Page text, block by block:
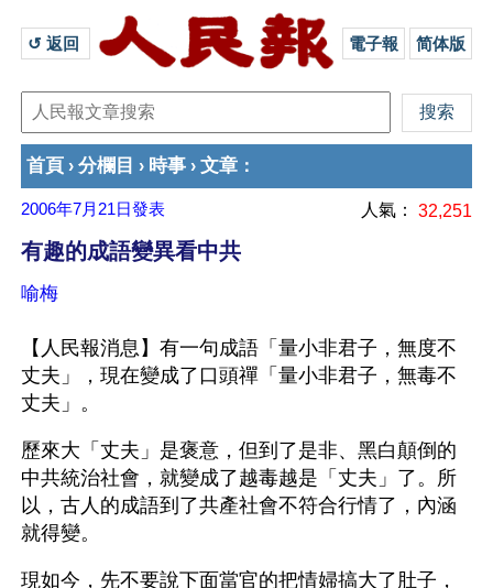
↺ 返回 電子報 简体版
首頁 › 分欄目 › 時事 › 文章 ：
2006年7月21日發表 人氣： 32,251
有趣的成語變異看中共
喻梅
【人民報消息】有一句成語「量小非君子，無度不
丈夫」，現在變成了口頭禪「量小非君子，無毒不
丈夫」。
歷來大「丈夫」是褒意，但到了是非、黑白顛倒的
中共統治社會，就變成了越毒越是「丈夫」了。所
以，古人的成語到了共產社會不符合行情了，內涵
就得變。
現如今，先不要說下面當官的把情婦搞大了肚子，